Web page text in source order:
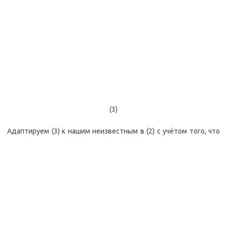
(3)
Адаптируем (3) к нашим неизвестным в (2) с учётом того, что